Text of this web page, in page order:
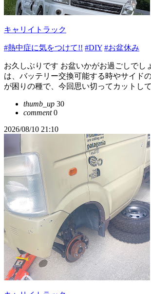
キャリイトラック
#熱中症に気をつけて!! #DIY #お盆休み
お久しぶりです お盆いかがお過ごしでし
は、バッテリー交換可能する時やサイド
が困りの種で、今回思い切ってカットし
thumb_up 30
comment0
2026/08/10 21:10